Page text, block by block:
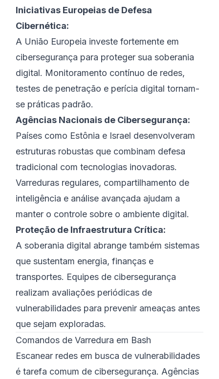
Iniciativas Europeias de Defesa
Cibernética:
A União Europeia investe fortemente em
cibersegurança para proteger sua soberania
digital. Monitoramento contínuo de redes,
testes de penetração e perícia digital tornam-
se práticas padrão.
Agências Nacionais de Cibersegurança:
Países como Estônia e Israel desenvolveram
estruturas robustas que combinam defesa
tradicional com tecnologias inovadoras.
Varreduras regulares, compartilhamento de
inteligência e análise avançada ajudam a
manter o controle sobre o ambiente digital.
Proteção de Infraestrutura Crítica:
A soberania digital abrange também sistemas
que sustentam energia, finanças e
transportes. Equipes de cibersegurança
realizam avaliações periódicas de
vulnerabilidades para prevenir ameaças antes
que sejam exploradas.
Comandos de Varredura em Bash
Escanear redes em busca de vulnerabilidades
é tarefa comum de cibersegurança. Agências